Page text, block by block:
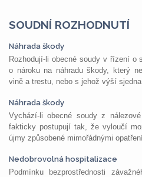
SOUDNÍ ROZHODNUTÍ
Náhrada škody
Rozhodují-li obecné soudy v řízení o
o nároku na náhradu škody, který
vině a trestu, nebo s jehož výší
Náhrada škody
Vychází-li obecné soudy z
fakticky postupují tak, že vyloučí
újmy způsobené mimořádnými
Nedobrovolná hospitalizace
Podmínku bezprostřednosti